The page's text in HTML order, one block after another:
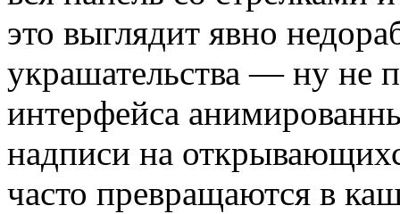
это выглядит явно
украшательства — ну не
интерфейса
надписи на
часто превращаются в